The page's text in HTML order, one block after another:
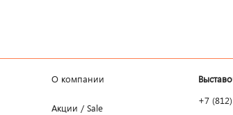
О компании
Акции / Sale
+7